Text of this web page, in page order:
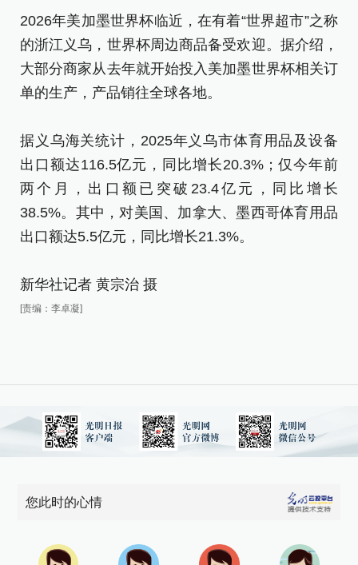
2026年美加墨世界杯临近，在有着“世界超市”之称
的浙江义乌，世界杯周边商品备受欢迎。据介绍，
大部分商家从去年就开始投入美加墨世界杯相关订
单的生产，产品销往全球各地。
据义乌海关统计，2025年义乌市体育用品及设备
出口额达116.5亿元，同比增长20.3%；仅今年前
两个月，出口额已突破23.4亿元，同比增长
38.5%。其中，对美国、加拿大、墨西哥体育用品
出口额达5.5亿元，同比增长21.3%。
新华社记者 黄宗治 摄
[责编：李卓凝]
您此时的心情